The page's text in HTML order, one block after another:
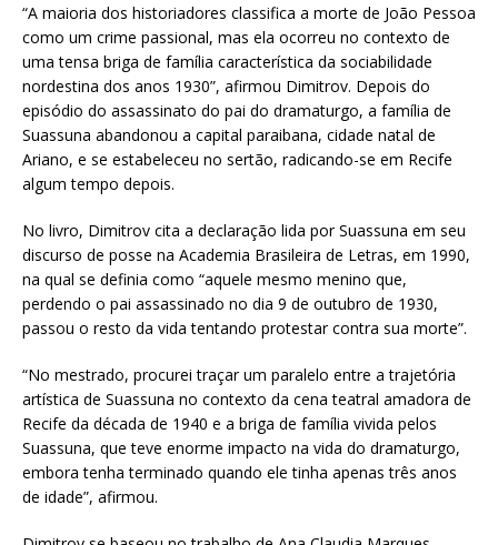
“A maioria dos historiadores classifica a morte de João Pessoa
como um crime passional, mas ela ocorreu no contexto de
uma tensa briga de família característica da sociabilidade
nordestina dos anos 1930”, afirmou Dimitrov. Depois do
episódio do assassinato do pai do dramaturgo, a família de
Suassuna abandonou a capital paraibana, cidade natal de
Ariano, e se estabeleceu no sertão, radicando-se em Recife
algum tempo depois.
No livro, Dimitrov cita a declaração lida por Suassuna em seu
discurso de posse na Academia Brasileira de Letras, em 1990,
na qual se definia como “aquele mesmo menino que,
perdendo o pai assassinado no dia 9 de outubro de 1930,
passou o resto da vida tentando protestar contra sua morte”.
“No mestrado, procurei traçar um paralelo entre a trajetória
artística de Suassuna no contexto da cena teatral amadora de
Recife da década de 1940 e a briga de família vivida pelos
Suassuna, que teve enorme impacto na vida do dramaturgo,
embora tenha terminado quando ele tinha apenas três anos
de idade”, afirmou.